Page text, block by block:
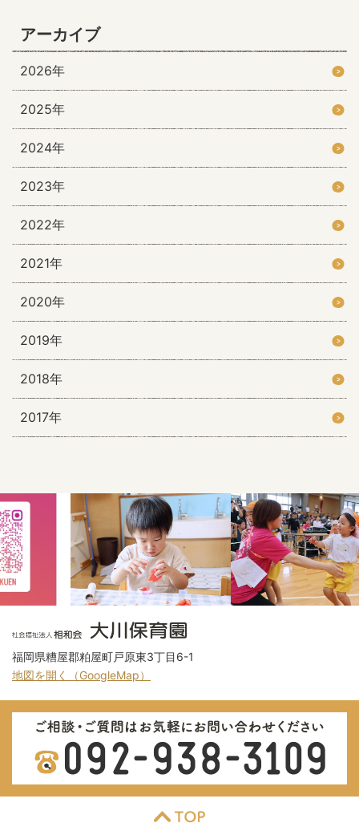
アーカイブ
2026年
2025年
2024年
2023年
2022年
2021年
2020年
2019年
2018年
2017年
福岡県糟屋郡粕屋町戸原東3丁目6-1
地図を開く（GoogleMap）